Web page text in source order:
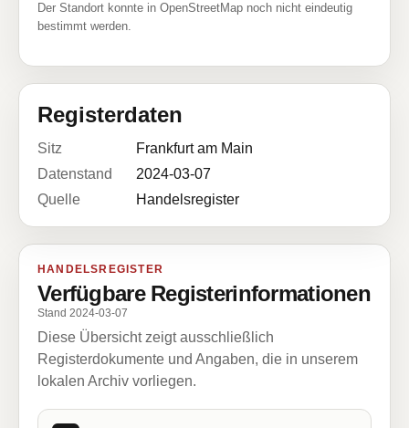
Der Standort konnte in OpenStreetMap noch nicht eindeutig
bestimmt werden.
Registerdaten
Sitz
Frankfurt am Main
Datenstand
2024-03-07
Quelle
Handelsregister
HANDELSREGISTER
Verfügbare Registerinformationen
Stand 2024-03-07
Diese Übersicht zeigt ausschließlich
Registerdokumente und Angaben, die in unserem
lokalen Archiv vorliegen.